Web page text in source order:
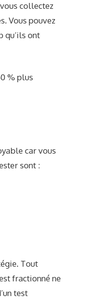
collectez
Vous pouvez
qu’ils ont
% plus
car vous
sont :
Tout
fractionné ne
test